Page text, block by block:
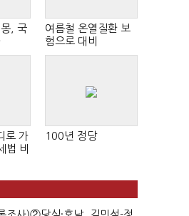
, 국
여름철 온열질환 보
험으로 대비
로 가
법 비
100년 정당